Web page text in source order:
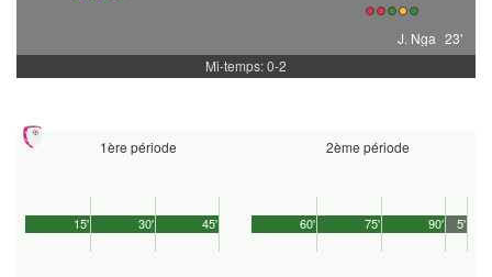
J. Nga 23'
Mi-temps: 0-2
1ère période
45'
15' 30'
2ème période
90'
60' 75' 5'